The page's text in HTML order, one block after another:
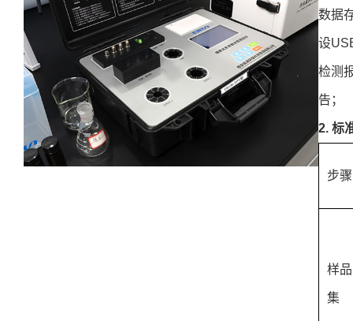
数据
设
检测
告；
2. 标
步骤
样
集